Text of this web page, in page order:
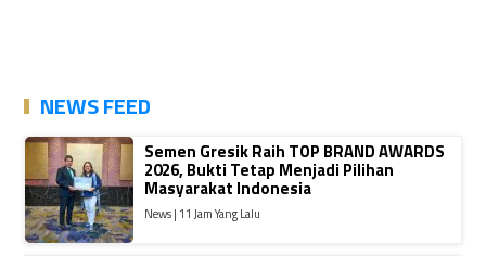
NEWS FEED
Semen Gresik Raih TOP BRAND AWARDS
2026, Bukti Tetap Menjadi Pilihan
Masyarakat Indonesia
News | 11 Jam Yang Lalu